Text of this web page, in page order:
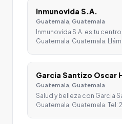
Inmunovida S.A.
Guatemala, Guatemala
Inmunovida S.A. es tu
Guatemala, Guatemala.
Garcia Santizo Oscar
Guatemala, Guatemala
Salud y belleza con Garcia
Guatemala, Guatemala. Tel: